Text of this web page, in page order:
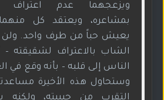
ويزعجهما عدم اعتراف
بمشاعره، ويعتقد كل
يعيش حباً من طرف واحد. ولن
الشاب بالاعتراف لشقيقته –
الناس إلى قلبه – بأنه وقع في
وستحاول هذه الأخيرة
التقرب من حبيبته،